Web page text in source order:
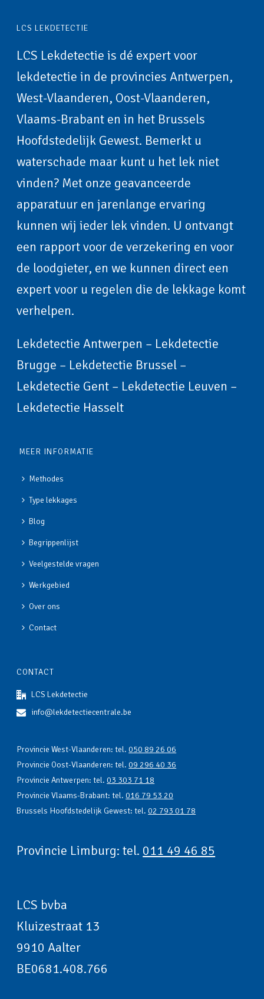
LCS LEKDETECTIE
LCS Lekdetectie is dé expert voor
lekdetectie in de provincies Antwerpen,
West-Vlaanderen, Oost-Vlaanderen,
Vlaams-Brabant en in het Brussels
Hoofdstedelijk Gewest. Bemerkt u
waterschade maar kunt u het lek niet
vinden? Met onze geavanceerde
apparatuur en jarenlange ervaring
kunnen wij ieder lek vinden. U ontvangt
een rapport voor de verzekering en voor
de loodgieter, en we kunnen direct een
expert voor u regelen die de lekkage komt
verhelpen.
Lekdetectie Antwerpen – Lekdetectie
Brugge – Lekdetectie Brussel –
Lekdetectie Gent – Lekdetectie Leuven –
Lekdetectie Hasselt
MEER INFORMATIE
Methodes
Type lekkages
Blog
Begrippenlijst
Veelgestelde vragen
Werkgebied
Over ons
Contact
CONTACT
LCS Lekdetectie
info@lekdetectiecentrale.be
Provincie West-Vlaanderen: tel.050 89 26 06
Provincie Oost-Vlaanderen: tel.09 296 40 36
Provincie Antwerpen: tel.03 303 71 18
Provincie Vlaams-Brabant: tel.016 79 53 20
Brussels Hoofdstedelijk Gewest: tel.02 793 01 78
Provincie Limburg: tel. 011 49 46 85
LCS bvba
Kluizestraat 13
9910 Aalter
BE0681.408.766